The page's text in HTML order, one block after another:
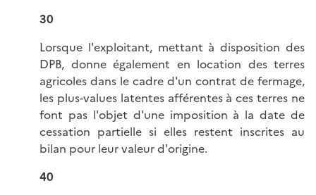
30
Lorsque l'exploitant, mettant à disposition des
DPB, donne également en location des terres
agricoles dans le cadre d'un contrat de fermage,
les plus-values latentes afférentes à ces terres ne
font pas l'objet d'une imposition à la date de
cessation partielle si elles restent inscrites au
bilan pour leur valeur d'origine.
40